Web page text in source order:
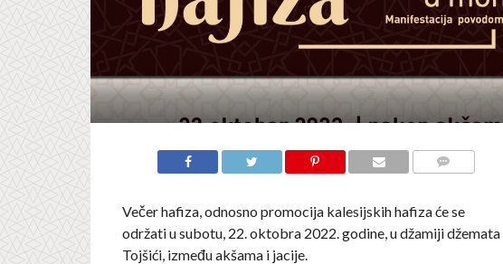
Večer hafiza, odnosno promocija kalesijskih hafiza će se
održati u subotu, 22. oktobra 2022. godine, u džamiji džemata
Tojšići, između akšama i jacije.